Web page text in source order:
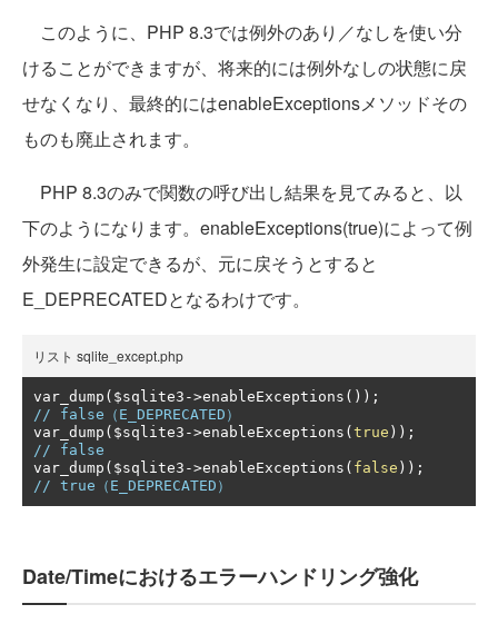
このように、PHP 8.3では例外のあり／なしを使い分
けることができますが、将来的には例外なしの状態に戻
せなくなり、最終的にはenableExceptionsメソッドその
ものも廃止されます。
PHP 8.3のみで関数の呼び出し結果を見てみると、以
下のようになります。enableExceptions(true)によって例
外発生に設定できるが、元に戻そうとすると
E_DEPRECATEDとなるわけです。
リスト sqlite_except.php
var_dump ( $sqlite3 ->enableExceptions ());
// false（E_DEPRECATED）
var_dump ( $sqlite3 ->enableExceptions ( true ));
// false
var_dump ( $sqlite3 ->enableExceptions ( false ));
// true（E_DEPRECATED）
Date/Timeにおけるエラーハンドリング強化